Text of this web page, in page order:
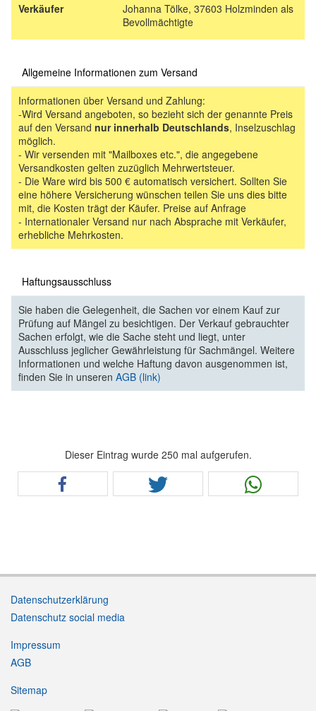
Verkäufer
Johanna Tölke, 37603 Holzminden als
Bevollmächtigte
Allgemeine Informationen zum Versand
Informationen über Versand und Zahlung:
-Wird Versand angeboten, so bezieht sich der genannte Preis
auf den Versand nur innerhalb Deutschlands, Inselzuschlag
möglich.
- Wir versenden mit "Mailboxes etc.", die angegebene
Versandkosten gelten zuzüglich Mehrwertsteuer.
- Die Ware wird bis 500 € automatisch versichert. Sollten Sie
eine höhere Versicherung wünschen teilen Sie uns dies bitte
mit, die Kosten trägt der Käufer. Preise auf Anfrage
- Internationaler Versand nur nach Absprache mit Verkäufer,
erhebliche Mehrkosten.
Haftungsausschluss
Sie haben die Gelegenheit, die Sachen vor einem Kauf zur
Prüfung auf Mängel zu besichtigen. Der Verkauf gebrauchter
Sachen erfolgt, wie die Sache steht und liegt, unter
Ausschluss jeglicher Gewährleistung für Sachmängel. Weitere
Informationen und welche Haftung davon ausgenommen ist,
finden Sie in unseren AGB (link)
Dieser Eintrag wurde 250 mal aufgerufen.
Datenschutzerklärung
Datenschutz social media
Impressum
AGB
Sitemap